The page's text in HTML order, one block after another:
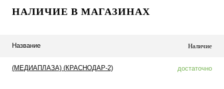
НАЛИЧИЕ В МАГАЗИНАХ
Название Наличие
(МЕДИАПЛАЗА) (КРАСНОДАР-2) достаточно